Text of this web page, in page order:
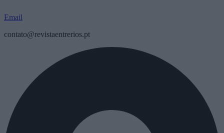
Email
contato@revistaentrerios.pt